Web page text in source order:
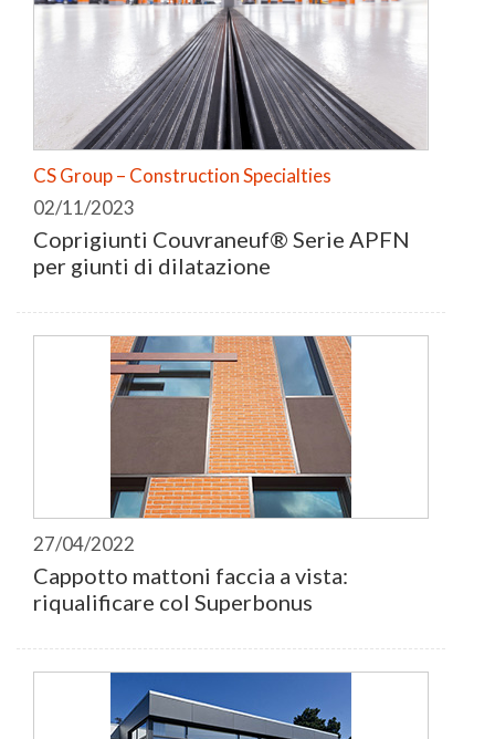
CS Group – Construction Specialties
02/11/2023
Coprigiunti Couvraneuf® Serie APFN
per giunti di dilatazione
27/04/2022
Cappotto mattoni faccia a vista:
riqualificare col Superbonus